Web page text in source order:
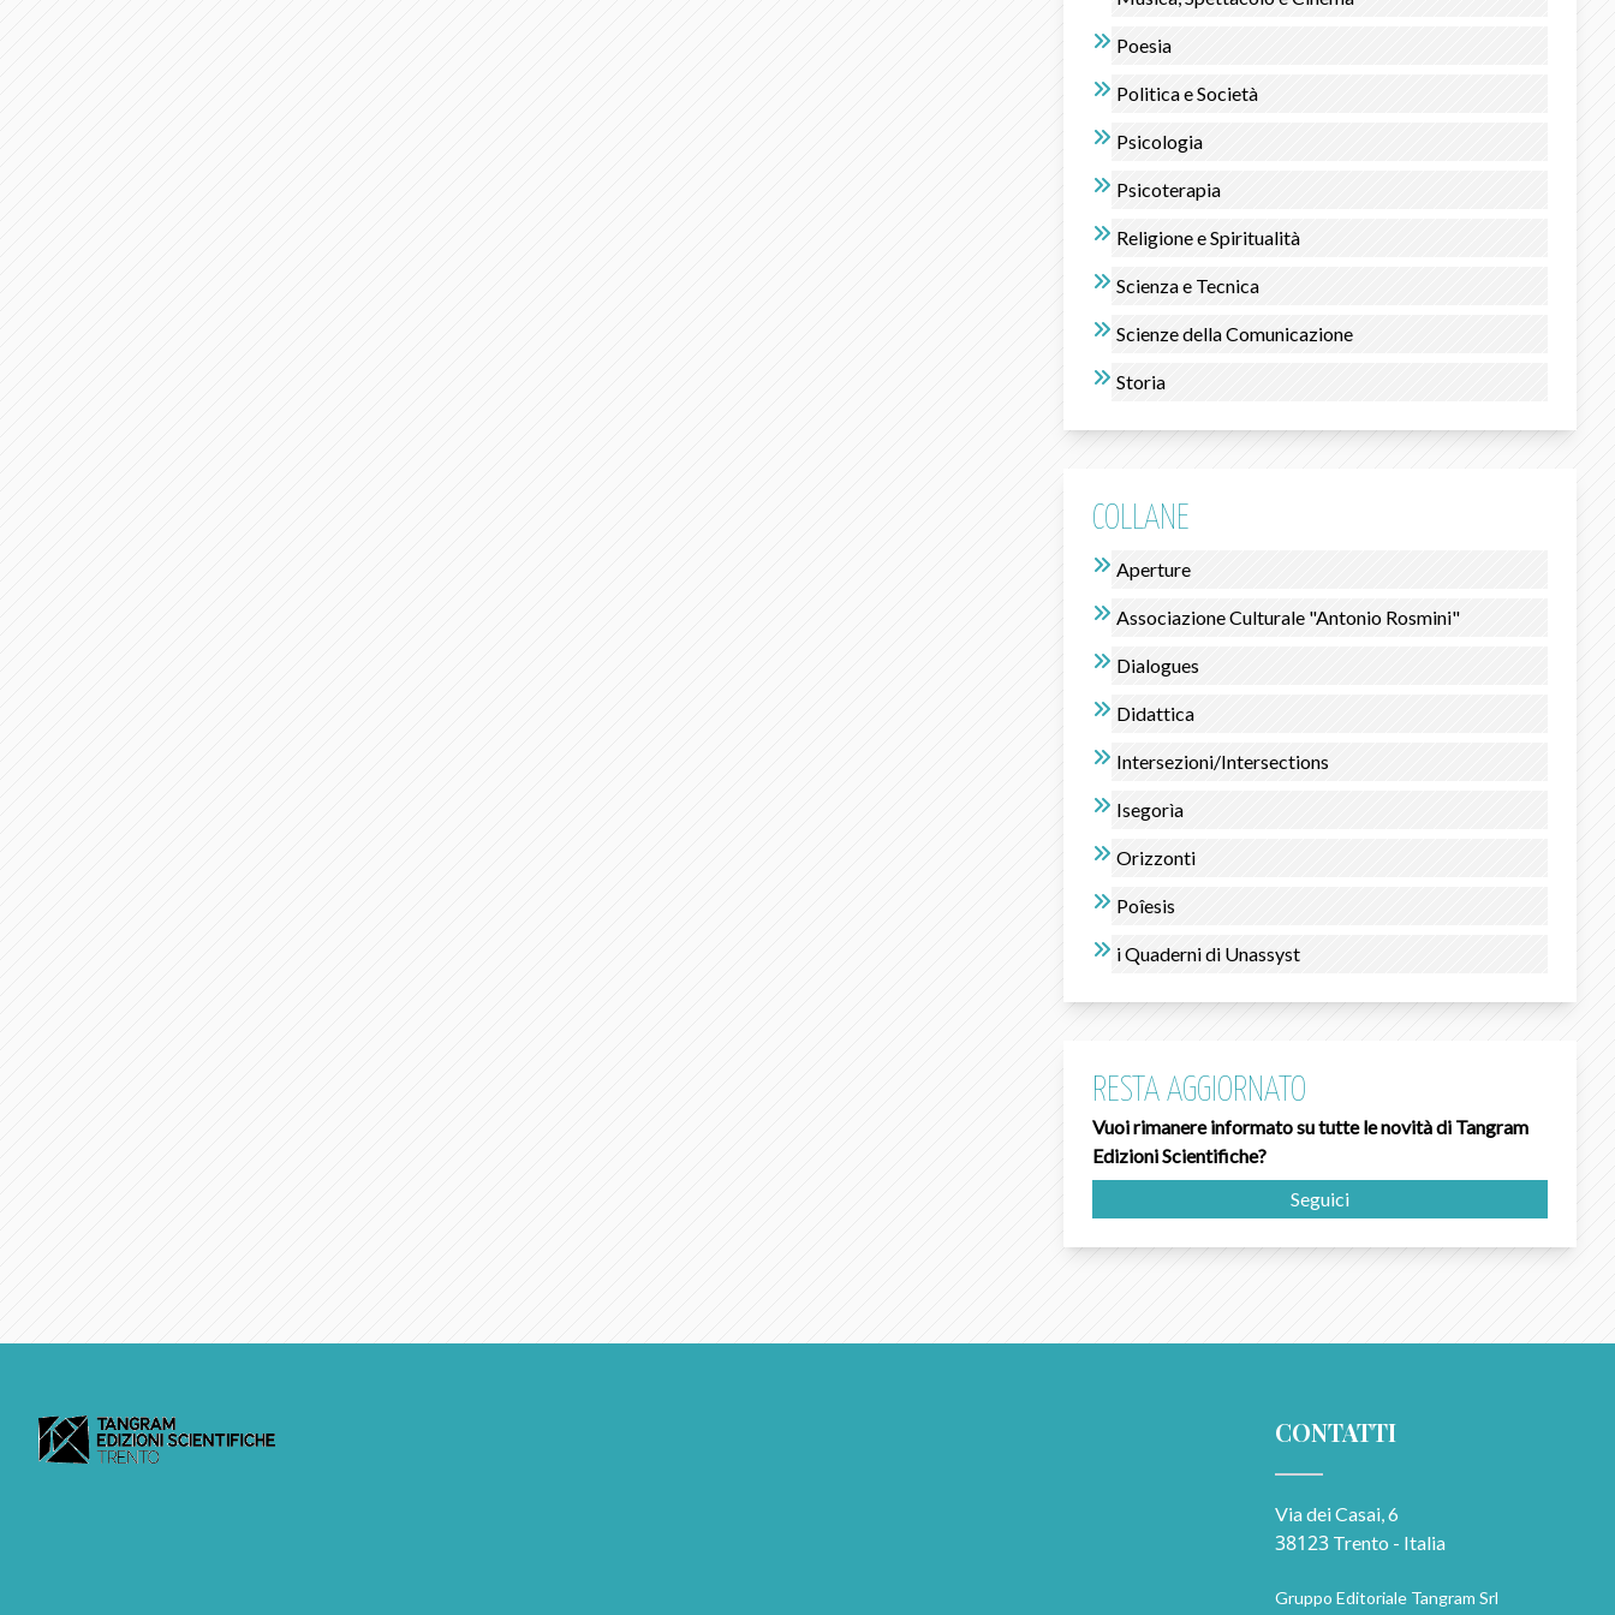
Poesia
Politica e Società
Psicologia
Psicoterapia
Religione e Spiritualità
Scienza e Tecnica
Scienze della Comunicazione
Storia
COLLANE
Aperture
Associazione Culturale "Antonio Rosmini"
Dialogues
Didattica
Intersezioni/Intersections
Isegorìa
Orizzonti
Poîesis
i Quaderni di Unassyst
RESTA AGGIORNATO
Vuoi rimanere informato su tutte le novità di Tangram
Edizioni Scientifiche?
Seguici
CONTATTI
Via dei Casai, 6
38123 Trento - Italia
Gruppo Editoriale Tangram Srl